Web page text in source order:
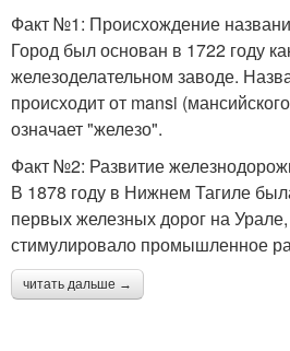
Факт №1: Происхождение
Город был основан в 1722 году
железоделательном заводе.
происходит от mansi
означает "железо".
Факт №2: Развитие
В 1878 году в Нижнем Тагиле
первых железных дорог на
стимулировало промышленное
читать дальше →